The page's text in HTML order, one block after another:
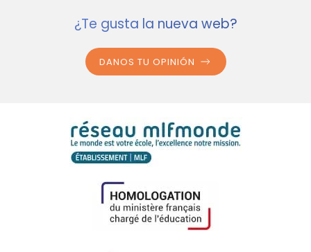
¿Te gusta la nueva web?
DANOS TU OPINIÓN